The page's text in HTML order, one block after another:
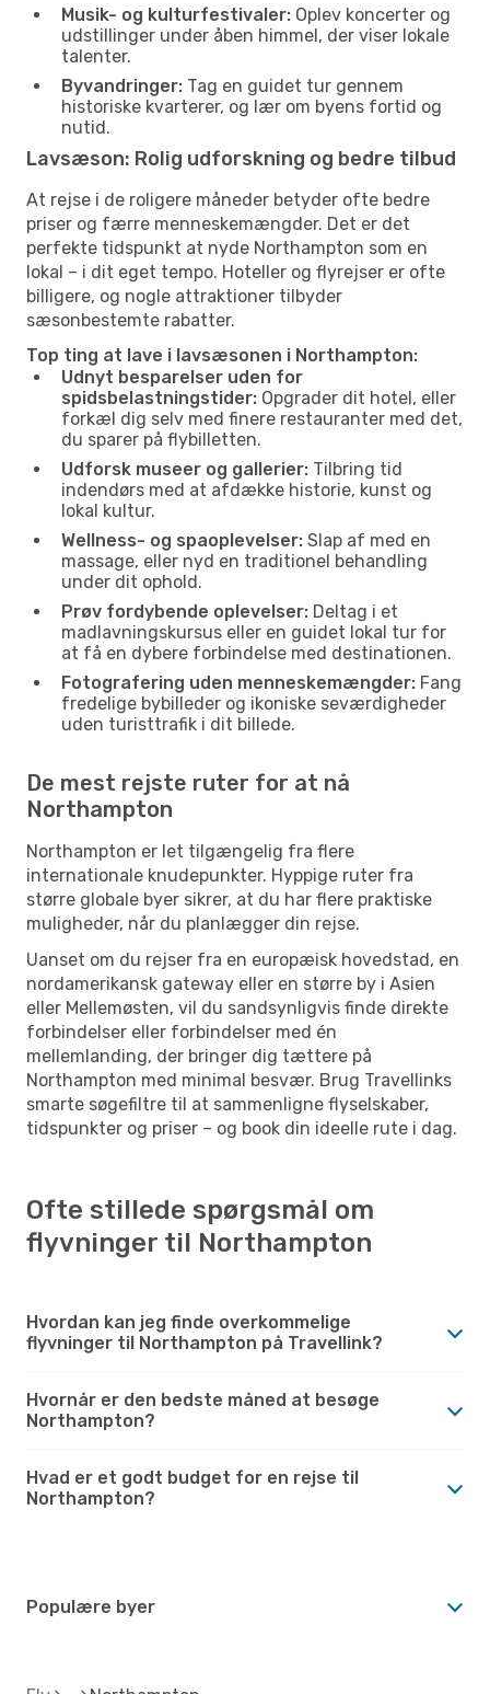
Musik- og kulturfestivaler: Oplev koncerter og
udstillinger under åben himmel, der viser lokale
talenter.
Byvandringer: Tag en guidet tur gennem
historiske kvarterer, og lær om byens fortid og
nutid.
Lavsæson: Rolig udforskning og bedre tilbud
At rejse i de roligere måneder betyder ofte bedre
priser og færre menneskemængder. Det er det
perfekte tidspunkt at nyde Northampton som en
lokal – i dit eget tempo. Hoteller og flyrejser er ofte
billigere, og nogle attraktioner tilbyder
sæsonbestemte rabatter.
Top ting at lave i lavsæsonen i Northampton:
Udnyt besparelser uden for
spidsbelastningstider: Opgrader dit hotel, eller
forkæl dig selv med finere restauranter med det,
du sparer på flybilletten.
Udforsk museer og gallerier: Tilbring tid
indendørs med at afdække historie, kunst og
lokal kultur.
Wellness- og spaoplevelser: Slap af med en
massage, eller nyd en traditionel behandling
under dit ophold.
Prøv fordybende oplevelser: Deltag i et
madlavningskursus eller en guidet lokal tur for
at få en dybere forbindelse med destinationen.
Fotografering uden menneskemængder: Fang
fredelige bybilleder og ikoniske seværdigheder
uden turisttrafik i dit billede.
De mest rejste ruter for at nå
Northampton
Northampton er let tilgængelig fra flere
internationale knudepunkter. Hyppige ruter fra
større globale byer sikrer, at du har flere praktiske
muligheder, når du planlægger din rejse.
Uanset om du rejser fra en europæisk hovedstad, en
nordamerikansk gateway eller en større by i Asien
eller Mellemøsten, vil du sandsynligvis finde direkte
forbindelser eller forbindelser med én
mellemlanding, der bringer dig tættere på
Northampton med minimal besvær. Brug Travellinks
smarte søgefiltre til at sammenligne flyselskaber,
tidspunkter og priser – og book din ideelle rute i dag.
Ofte stillede spørgsmål om
flyvninger til Northampton
Hvordan kan jeg finde overkommelige
flyvninger til Northampton på Travellink?
Hvornår er den bedste måned at besøge
Northampton?
Hvad er et godt budget for en rejse til
Northampton?
Populære byer